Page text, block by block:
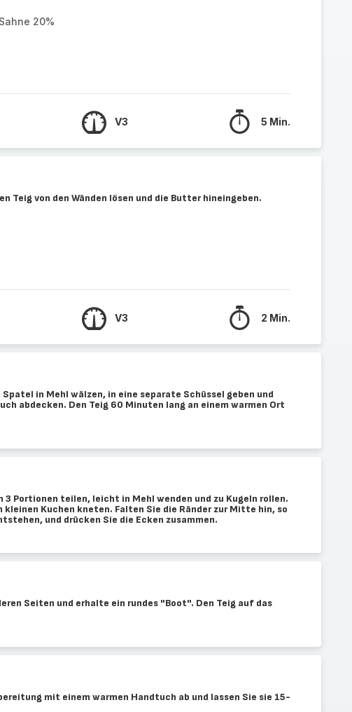
20%
V3 5 Min.
Teig von den Wänden lösen und die Butter hineingeben.
V3 2 Min.
in Mehl wälzen, in eine separate Schüssel geben und
abdecken. Den Teig 60 Minuten lang an einem warmen Ort
3 Portionen teilen, leicht in Mehl wenden und zu Kugeln rollen.
kleinen Kuchen kneten. Falten Sie die Ränder zur Mitte hin, so
und drücken Sie die Ecken zusammen.
Seiten und erhalte ein rundes "Boot". Den Teig auf das
mit einem warmen Handtuch ab und lassen Sie sie 15-